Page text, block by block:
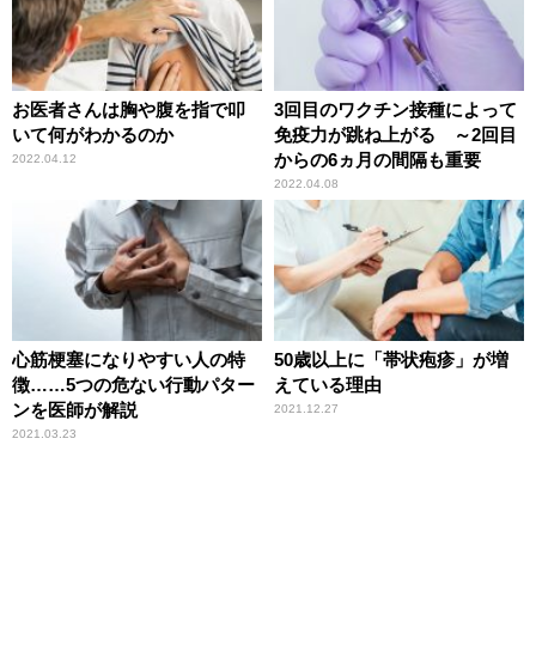
お医者さんは胸や腹を指で叩
いて何がわかるのか
2022.04.12
3回目のワクチン接種によって
免疫力が跳ね上がる ～2回目
からの6ヵ月の間隔も重要
2022.04.08
心筋梗塞になりやすい人の特
徴……5つの危ない行動パター
ンを医師が解説
2021.03.23
50歳以上に「帯状疱疹」が増
えている理由
2021.12.27